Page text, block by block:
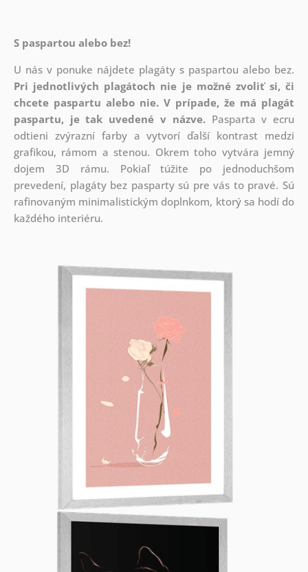
S paspartou alebo bez!
U nás v ponuke nájdete plagáty s paspartou alebo bez.
Pri jednotlivých plagátoch nie je možné zvoliť si, či
chcete paspartu alebo nie. V prípade, že má plagát
paspartu, je tak uvedené v názve.Pasparta v ecru
odtieni zvýrazní farby a vytvorí ďalší kontrast medzi
grafikou, rámom a stenou. Okrem toho vytvára jemný
dojem 3D rámu. Pokiaľ túžite po jednoduchšom
prevedení, plagáty bez pasparty sú pre vás to pravé. Sú
rafinovaným minimalistickým doplnkom, ktorý sa hodí do
každého interiéru.